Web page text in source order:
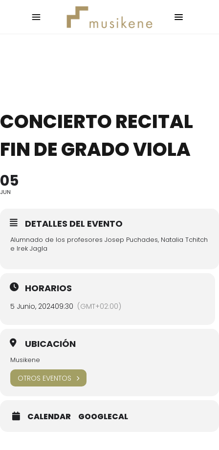
CONCIERTO RECITAL
FIN DE GRADO VIOLA
05
JUN
DETALLES DEL EVENTO
Alumnado de los profesores Josep Puchades, Natalia Tchitch
e Irek Jagla
HORARIOS
5 Junio, 202409:30 (GMT+02:00)
UBICACIÓN
Musikene
OTROS EVENTOS
CALENDAR GOOGLECAL